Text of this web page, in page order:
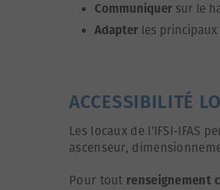
Communiquer sur le
Adapter les
ACCESSIBILITÉ
Les locaux de l’IFSI-
ascenseur,
Pour tout renseignement